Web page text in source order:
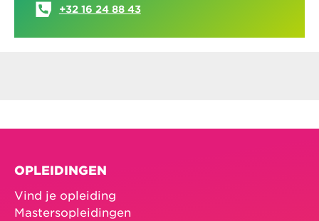
+32 16 24 88 43
OPLEIDINGEN
Vind je opleiding
Mastersopleidingen